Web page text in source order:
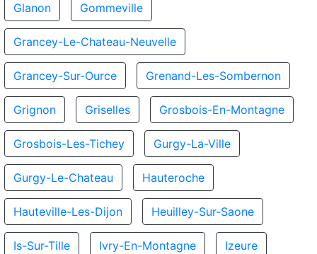
Glanon Gommeville
Grancey-Le-Chateau-Neuvelle
Grancey-Sur-Ource Grenand-Les-Sombernon
Grignon Griselles Grosbois-En-Montagne
Grosbois-Les-Tichey Gurgy-La-Ville
Gurgy-Le-Chateau Hauteroche
Hauteville-Les-Dijon Heuilley-Sur-Saone
Is-Sur-Tille Ivry-En-Montagne Izeure